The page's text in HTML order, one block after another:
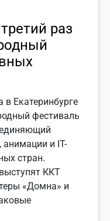
раз
в Екатеринбурге
фестиваль
анимации и IT-
стран.
ККТ
«Домна» и